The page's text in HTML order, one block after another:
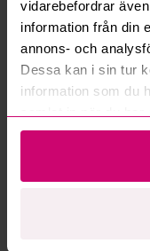
vidarebefordrar
information från din
annons- och
Dessa kan i sin tur
information som du
Mer från samma